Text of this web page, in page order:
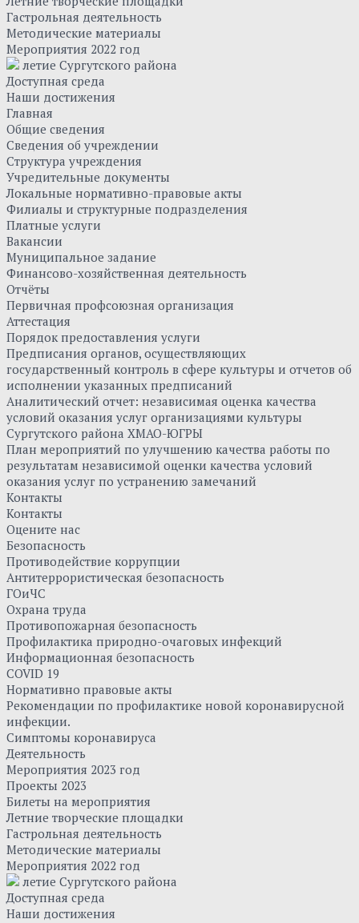
Гастрольная деятельность
Методические материалы
Мероприятия 2022 год
летие Сургутского района
Доступная среда
Наши достижения
Главная
Общие сведения
Сведения об учреждении
Структура учреждения
Учредительные документы
Локальные нормативно-правовые акты
Филиалы и структурные подразделения
Платные услуги
Вакансии
Муниципальное задание
Финансово-хозяйственная деятельность
Отчёты
Первичная профсоюзная организация
Аттестация
Порядок предоставления услуги
Предписания органов, осуществляющих
государственный контроль в сфере культуры и отчетов об
исполнении указанных предписаний
Аналитический отчет: независимая оценка качества
условий оказания услуг организациями культуры
Сургутского района ХМАО-ЮГРЫ
План мероприятий по улучшению качества работы по
результатам независимой оценки качества условий
оказания услуг по устранению замечаний
Контакты
Контакты
Оцените нас
Безопасность
Противодействие коррупции
Антитеррористическая безопасность
ГОиЧС
Охрана труда
Противопожарная безопасность
Профилактика природно-очаговых инфекций
Информационная безопасность
COVID 19
Нормативно правовые акты
Рекомендации по профилактике новой коронавирусной
инфекции.
Симптомы коронавируса
Деятельность
Мероприятия 2023 год
Проекты 2023
Билеты на мероприятия
Летние творческие площадки
Гастрольная деятельность
Методические материалы
Мероприятия 2022 год
летие Сургутского района
Доступная среда
Наши достижения